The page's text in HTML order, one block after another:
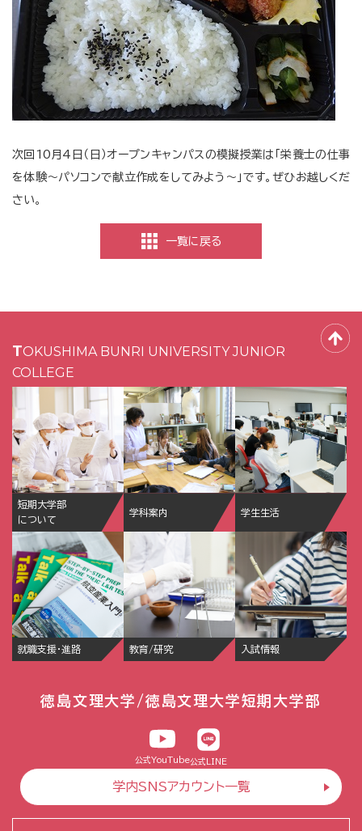
次回10月4日（日）オープンキャンパスの模擬授業は「栄養士の仕事
を体験～パソコンで献立作成をしてみよう～」です。ぜひお越しくだ
さい。
一覧に戻る
TOKUSHIMA BUNRI UNIVERSITY JUNIOR
COLLEGE
短期大学部
について
学科案内 学生生活
就職支援・進路 教育/研究 入試情報
徳島文理大学/徳島文理大学短期大学部
公式YouTube公式LINE
学内SNSアカウント一覧